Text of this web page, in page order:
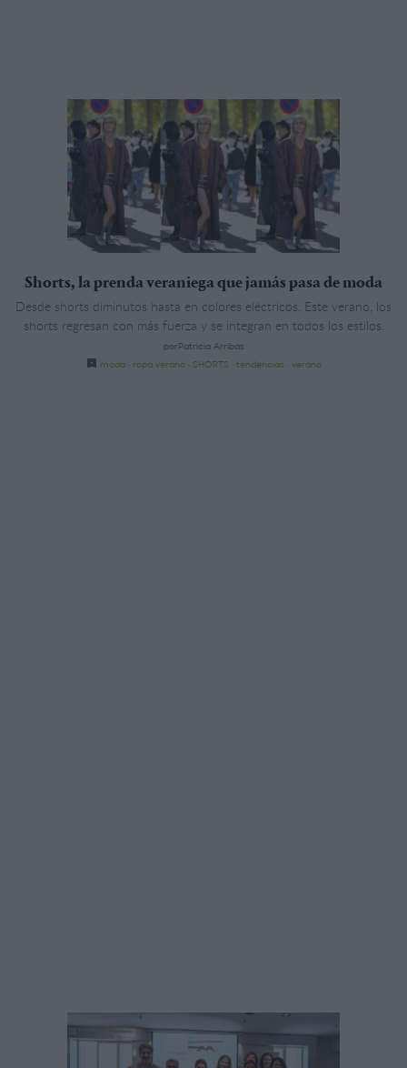
Shorts, la prenda veraniega que jamás pasa de moda
Desde shorts diminutos hasta en colores eléctricos. Este verano, los
shorts regresan con más fuerza y se integran en todos los estilos.
porPatricia Arribas
moda· ropa verano· SHORTS tendencias verano